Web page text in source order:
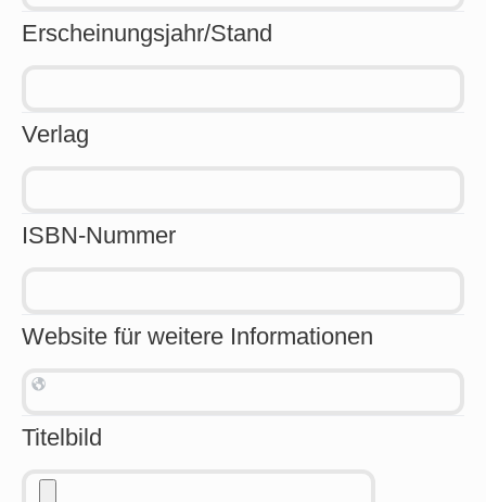
Erscheinungsjahr/Stand
Verlag
ISBN-Nummer
Website für weitere Informationen
Titelbild